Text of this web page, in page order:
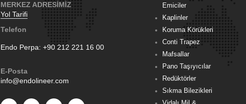
MERKEZ ADRESİMİZ
Yol Tarifi
Telefon
Endo Perpa: +90 212 221 16 00
E-Posta
info@endolineer.com
Emiciler
Kaplinler
Koruma Körükleri
Conti Trapez
Mafsallar
Pano Taşıyıcılar
Redüktörler
Sıkma Bilezikleri